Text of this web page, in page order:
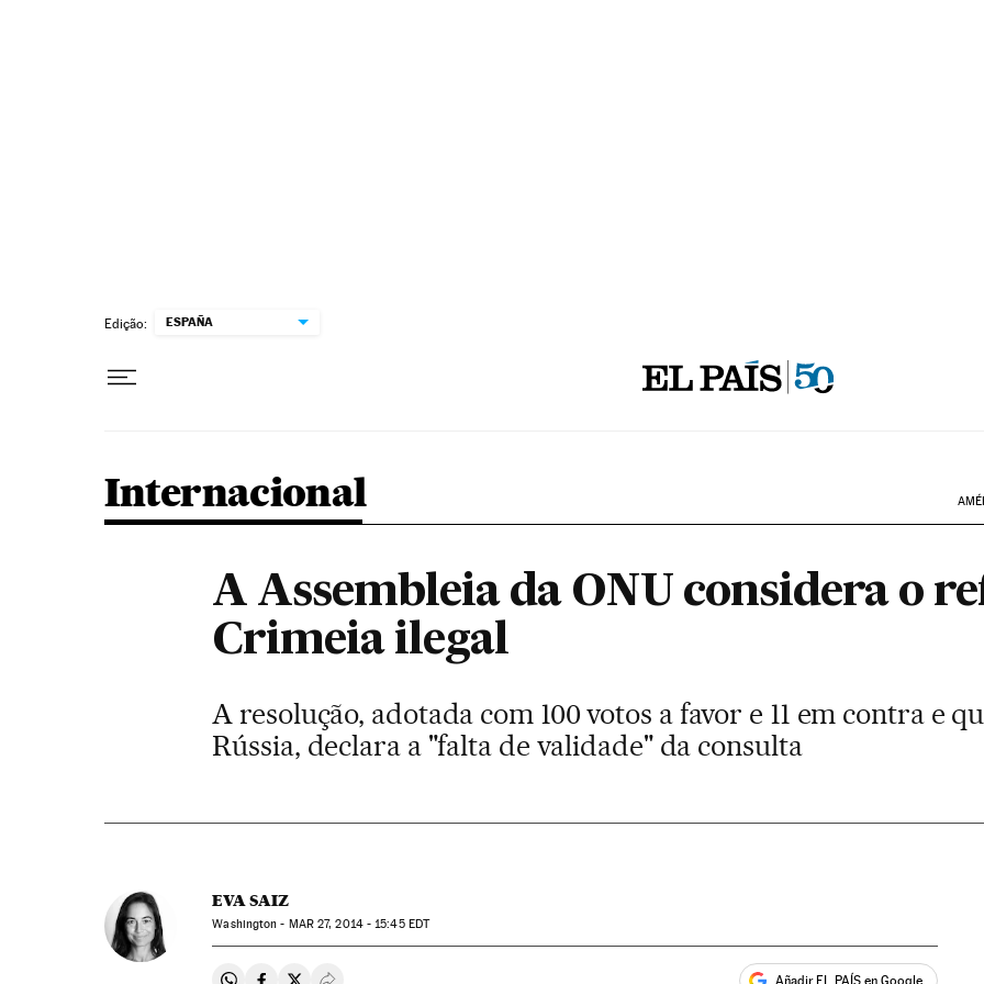
Edição: ESPAÑA
Internacional
A Assembleia da ONU considera o
Crimeia ilegal
A resolução, adotada com 100 votos a favor e 11 em contra e
Rússia, declara a "falta de validade" da consulta
EVA SAIZ
Washington - MAR27, 2014 - 15:45EDT
Añadir EL PAÍS en Google